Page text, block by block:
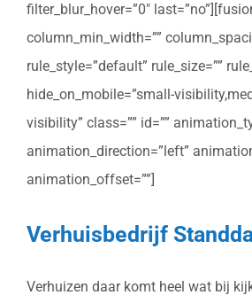
filter_blur_hover=”0″
column_min_width=””
rule_style=”default” rule_size=””
hide_on_mobile=”small-
visibility” class=”” id=””
animation_direction=”left”
animation_offset=””]
Verhuisbedrijf
Verhuizen daar komt heel wat bij